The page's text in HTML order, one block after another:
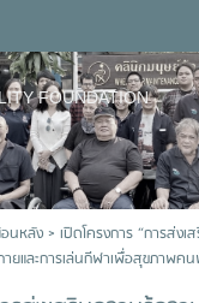
FOUNDATION
นหลัง> เปิดโครงการ “การส่งเ
ายและการเล่นกีฬาเพื่อสุขภาพค